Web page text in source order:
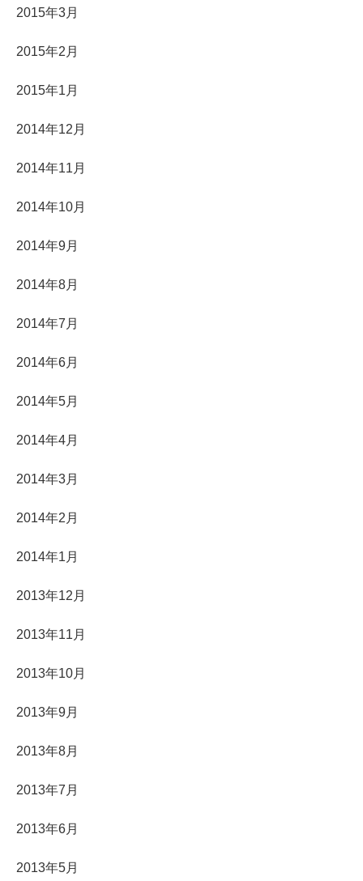
2015年3月
2015年2月
2015年1月
2014年12月
2014年11月
2014年10月
2014年9月
2014年8月
2014年7月
2014年6月
2014年5月
2014年4月
2014年3月
2014年2月
2014年1月
2013年12月
2013年11月
2013年10月
2013年9月
2013年8月
2013年7月
2013年6月
2013年5月